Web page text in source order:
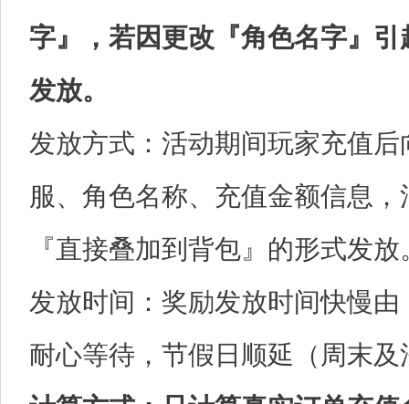
字』，若因更改『角色名字』
发放。
发放方式：活动期间玩家充值
服、角色名称、充值金额信息
『直接叠加到背包』的形式发放
发放时间：奖励发放时间快慢
耐心等待，节假日顺延（周末